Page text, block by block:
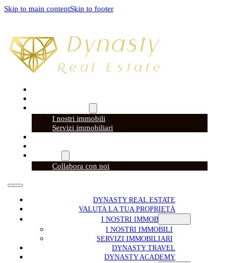
Skip to main contentSkip to footer
I nostri immobili
Servizi immobiliari
Collabora con noi
DYNASTY REAL ESTATE
VALUTA LA TUA PROPRIETÀ
I NOSTRI IMMOBILI
I NOSTRI IMMOBILI
SERVIZI IMMOBILIARI
DYNASTY TRAVEL
DYNASTY ACADEMY